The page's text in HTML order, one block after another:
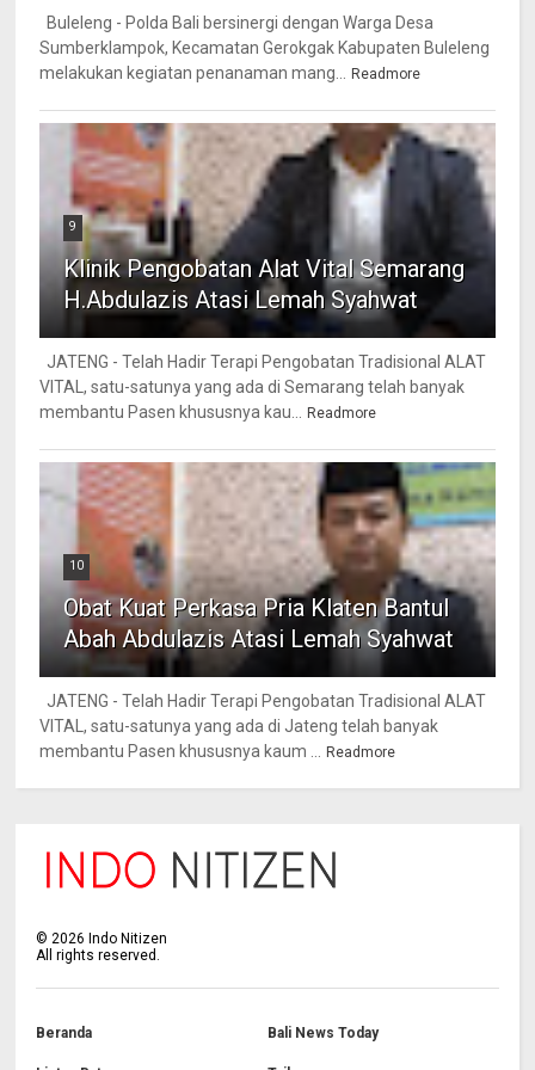
Buleleng - Polda Bali bersinergi dengan Warga Desa
Sumberklampok, Kecamatan Gerokgak Kabupaten Buleleng
melakukan kegiatan penanaman mang...
Readmore
9
Klinik Pengobatan Alat Vital Semarang
H.Abdulazis Atasi Lemah Syahwat
JATENG - Telah Hadir Terapi Pengobatan Tradisional ALAT
VITAL, satu-satunya yang ada di Semarang telah banyak
membantu Pasen khususnya kau...
Readmore
10
Obat Kuat Perkasa Pria Klaten Bantul
Abah Abdulazis Atasi Lemah Syahwat
JATENG - Telah Hadir Terapi Pengobatan Tradisional ALAT
VITAL, satu-satunya yang ada di Jateng telah banyak
membantu Pasen khususnya kaum ...
Readmore
©2026 Indo Nitizen
All rights reserved.
Beranda Bali News Today